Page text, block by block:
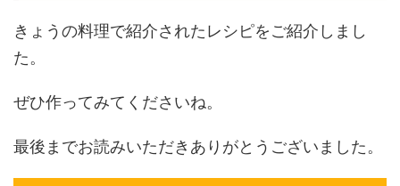
きょうの料理で紹介されたレシピをご紹介しまし
た。
ぜひ作ってみてくださいね。
最後までお読みいただきありがとうございました。